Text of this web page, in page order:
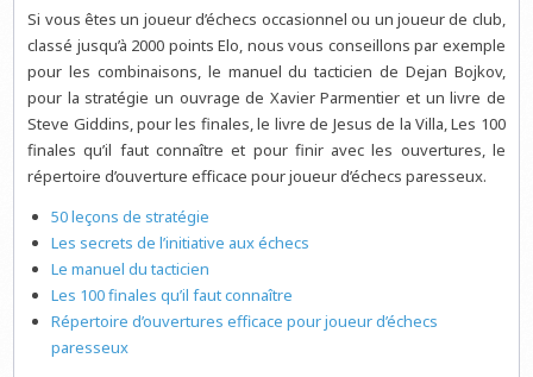
Si vous êtes un joueur d’échecs occasionnel ou un joueur de club,
classé jusqu’à 2000 points Elo, nous vous conseillons par exemple
pour les combinaisons, le manuel du tacticien de Dejan Bojkov,
pour la stratégie un ouvrage de Xavier Parmentier et un livre de
Steve Giddins, pour les finales, le livre de Jesus de la Villa, Les 100
finales qu’il faut connaître et pour finir avec les ouvertures, le
répertoire d’ouverture efficace pour joueur d’échecs paresseux.
50 leçons de stratégie
Les secrets de l’initiative aux échecs
Le manuel du tacticien
Les 100 finales qu’il faut connaître
Répertoire d’ouvertures efficace pour joueur d’échecs
paresseux